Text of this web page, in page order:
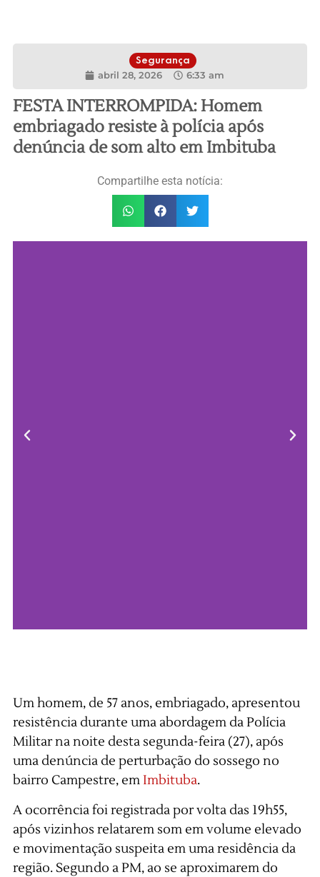
Segurança
abril 28, 2026 6:33 am
FESTA INTERROMPIDA: Homem
embriagado resiste à polícia após
denúncia de som alto em Imbituba
Compartilhe esta notícia:
Um homem, de 57 anos, embriagado, apresentou
resistência durante uma abordagem da Polícia
Militar na noite desta segunda-feira (27), após
uma denúncia de perturbação do sossego no
bairro Campestre, emImbituba.
A ocorrência foi registrada por volta das 19h55,
após vizinhos relatarem som em volume elevado
e movimentação suspeita em uma residência da
região. Segundo a PM, ao se aproximarem do